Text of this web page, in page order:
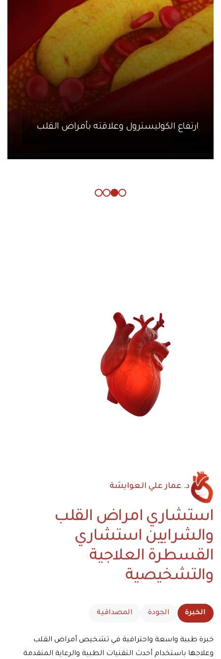
ارتفاع الكوليسترول وعلاقته بأمراض القلب
د. عمار علي العوايشة
استشاري امراض القلب
والشرايين استشاري
القسطرة العلاجية
والتشخيصية
الخبرة الجودة المصداقية
خبرة طبية واسعة واحترافية في تشخيص أمراض القلب
وعلاجها باستخدام أحدث التقنيات الطبية والرعاية المتقدمة